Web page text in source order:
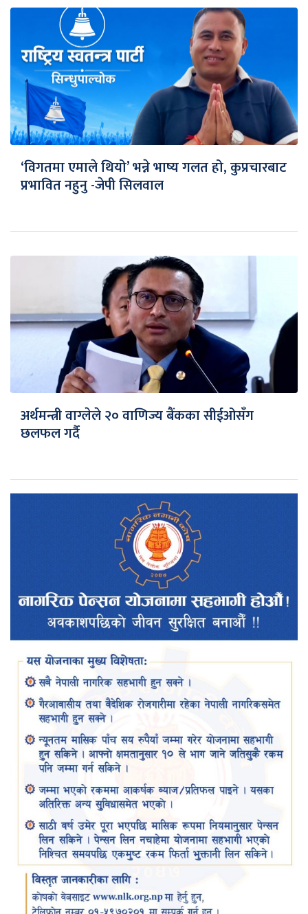
‘विगतमा एमाले थियो’ भन्ने भाष्य गलत हो, कुप्रचारबाट
प्रभावित नहुनु -जेपी सिलवाल
अर्थमन्त्री वाग्लेले २० वाणिज्य बैंकका सीईओसँग
छलफल गर्दै